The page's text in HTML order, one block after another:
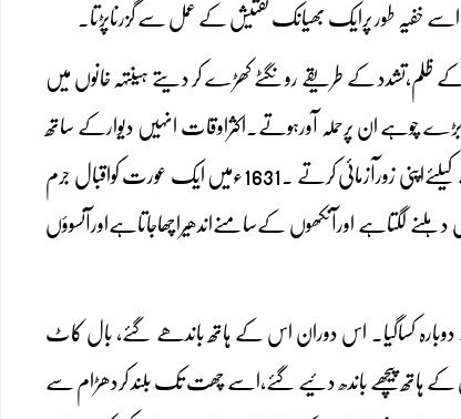
خفیہ طور پرایک بھیانک تفتیش کے عمل سے گزرناپڑتا۔
کے طریقے رونگٹے کھڑے کر دیتے ہیںتہہ خانوں میں
چوہے ان پرحملہ آورہوتے۔اکثراوقات انہیں دیوارکے ساتھ
باندھ کرکھڑا رکھا جاتایاپھرسینے پربھاری پتھر رکھ کربوجھ تلے لٹادیاجاتا۔جلاد باری باری ان افرادکواقبال جرم کروانے کیلئےاپنی زورآزمائی کرتے ۔1631ءمیں ایک عورت کواقبال جرم
لگتاہے اورآنکھوں کےسامنےاندھیراچھاجاتاہےاورآنسوؤں
کساگیا۔ اس دوران اس کے ہاتھ باندھے گئے، بال کاٹ
ہاتھ پیچھے باندھ دئیے گئے،اسے چھت تک بلند کردھڑام سے